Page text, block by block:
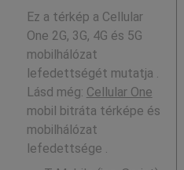
Ez a térkép a Cellular
One 2G, 3G, 4G és 5G
mobilhálózat
lefedettségét mutatja .
Lásd még: Cellular One
mobil bitráta térképe és
mobilhálózat
lefedettsége .